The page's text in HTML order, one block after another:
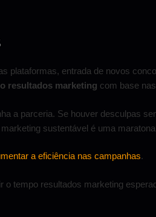
plataformas, entrada de novos
resultados marketing com base
a parceria. Se houver desculpas
sustentável é uma
a eficiência nas campanhas.
tempo resultados marketing